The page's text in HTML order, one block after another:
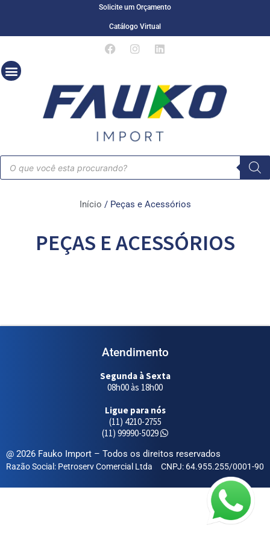
Solicite um Orçamento
Catálogo Virtual
Início / Peças e Acessórios
PEÇAS E ACESSÓRIOS
Atendimento
Segunda à Sexta
08h00 às 18h00
Ligue para nós
(11) 4210-2755
(11) 99990-5029
@ 2026 Fauko Import – Todos os direitos reservados
Razão Social: Petroserv Comercial Ltda CNPJ: 64.955.255/0001-90